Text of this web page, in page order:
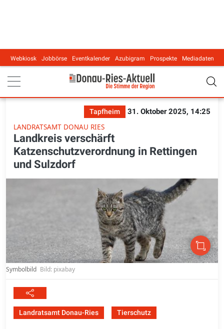
Main navigation
Webkiosk Jobbörse Eventkalender Azubigram Prospekte Mediadaten
Tapfheim
31. Oktober 2025, 14:25
LANDRATSAMT DONAU RIES
Landkreis verschärft
Katzenschutzverordnung in Rettingen
und Sulzdorf
Symbolbild Bild: pixabay
Landratsamt Donau-Ries Tierschutz